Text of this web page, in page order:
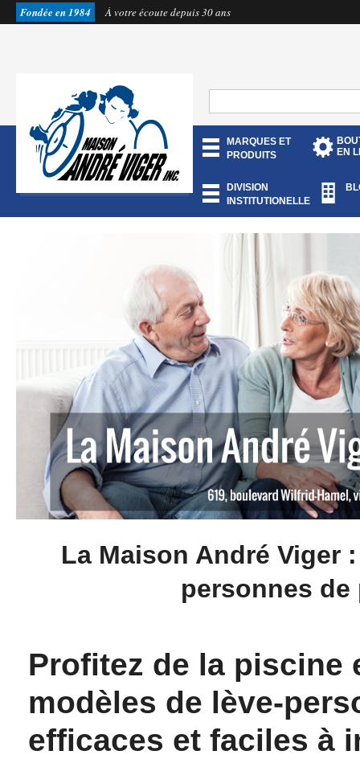
Fondée en 1984 À votre écoute depuis 30 ans
MARQUES ET
PRODUITS
EN
DIVISION
INSTITUTIONELLE
La Maison André Viger
personnes
Profitez de la piscine
modèles de lève-
efficaces et faciles à